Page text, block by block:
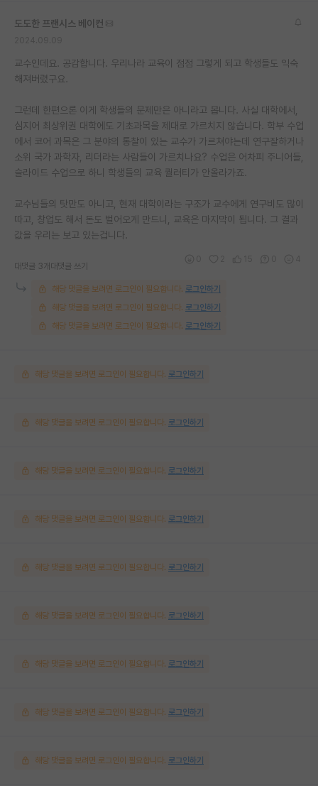
도도한 프랜시스 베이컨
교수인데요. 공감합니다. 우리나라 교육이 점점 그렇게 되고 학생들도 익숙
해져버렸구요.
그런데 한편으론 이게 학생들의 문제만은 아니라고 봅니다. 사실 대학에서,
심지어 최상위권 대학에도 기초과목을 제대로 가르치지 않습니다. 학부 수업
에서 코어 과목은 그 분야의 통찰이 있는 교수가 가르쳐야는데 연구잘하거나
소위 국가 과학자, 리더라는 사람들이 가르치나요? 수업은 어차피 주니어들,
슬라이드 수업으로 하니 학생들의 교육 퀄러티가 안올라가죠.
교수님들의 탓만도 아니고, 현재 대학이라는 구조가 교수에게 연구비도 많이
따고, 창업도 해서 돈도 벌어오게 만드니, 교육은 마지막이 됩니다. 그 결과
값을 우리는 보고 있는겁니다.
대댓글 3개 대댓글 쓰기
해당 댓글을 보려면 로그인이 필요합니다. 로그인하기
해당 댓글을 보려면 로그인이 필요합니다. 로그인하기
해당 댓글을 보려면 로그인이 필요합니다. 로그인하기
해당 댓글을 보려면 로그인이 필요합니다. 로그인하기
해당 댓글을 보려면 로그인이 필요합니다. 로그인하기
해당 댓글을 보려면 로그인이 필요합니다. 로그인하기
해당 댓글을 보려면 로그인이 필요합니다. 로그인하기
해당 댓글을 보려면 로그인이 필요합니다. 로그인하기
해당 댓글을 보려면 로그인이 필요합니다. 로그인하기
해당 댓글을 보려면 로그인이 필요합니다. 로그인하기
해당 댓글을 보려면 로그인이 필요합니다. 로그인하기
해당 댓글을 보려면 로그인이 필요합니다. 로그인하기